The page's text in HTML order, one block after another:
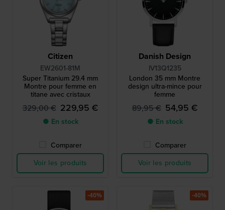
Citizen
EW2601-81M
Super Titanium 29.4 mm
Montre pour femme en
titane avec cristaux
329,00 € 229,95 €
● En stock
Comparer
Voir les produits
Danish Design
IV13Q1235
London 35 mm Montre
design ultra-mince pour
femme
89,95 € 54,95 €
● En stock
Comparer
Voir les produits
-40% -40%